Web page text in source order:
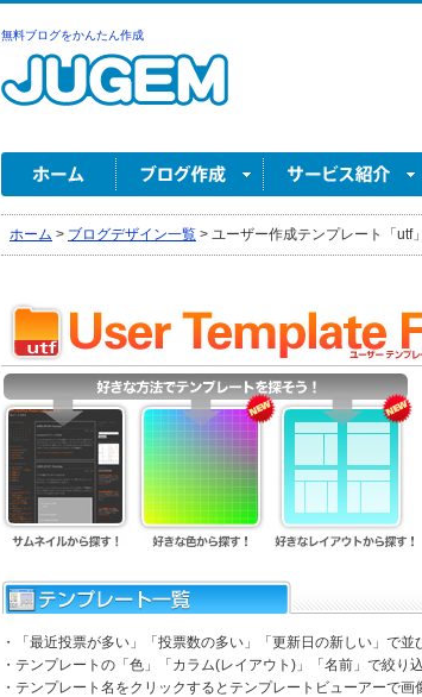
無料ブログをかんたん作成
ホーム > ブログデザイン一覧 > ユーザー作成テンプレート「utf」
・「最近投票が多い」「投票数の多い」「更新日の新しい」で並
・テンプレートの「色」「カラム(レイアウト)」「名前」で絞り
・テンプレート名をクリックするとテンプレートビューアーで画